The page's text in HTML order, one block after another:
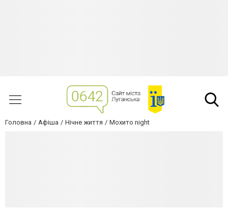
Головна Афіша Нічне життя Мохито night